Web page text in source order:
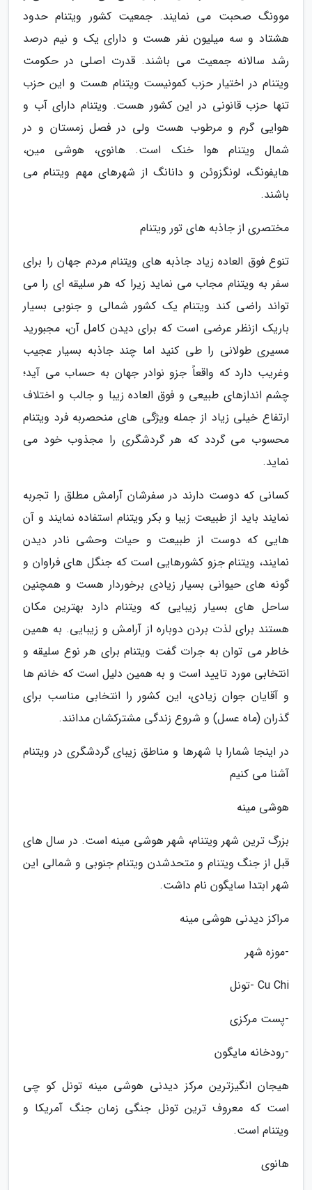
موونگ صحبت می نمایند. جمعیت کشور ویتنام حدود
هشتاد و سه میلیون نفر هست و دارای یک و نیم درصد
رشد سالانه جمعیت می باشند. قدرت اصلی در حکومت
ویتنام در اختیار حزب کمونیست ویتنام هست و این حزب
تنها حزب قانونی در این کشور هست. ویتنام دارای آب و
هوایی گرم و مرطوب هست ولی در فصل زمستان و در
شمال ویتنام هوا خنک است. هانوی، هوشی مین،
هایفونگ، لونگزوئن و دانانگ از شهرهای مهم ویتنام می
باشند.
مختصری از جاذبه های تور ویتنام
تنوع فوق العاده زیاد جاذبه های ویتنام مردم جهان را برای
سفر به ویتنام مجاب می نماید زیرا که هر سلیقه ای را می
تواند راضی کند ویتنام یک کشور شمالی و جنوبی بسیار
باریک ازنظر عرضی است که برای دیدن کامل آن، مجبورید
مسیری طولانی را طی کنید اما چند جاذبه بسیار عجیب
وغریب دارد که واقعاً جزو نوادر جهان به حساب می آید؛
چشم اندازهای طبیعی و فوق العاده زیبا و جالب و اختلاف
ارتفاع خیلی زیاد از جمله ویژگی های منحصربه فرد ویتنام
محسوب می گردد که هر گردشگری را مجذوب خود می
نماید.
کسانی که دوست دارند در سفرشان آرامش مطلق را تجربه
نمایند باید از طبیعت زیبا و بکر ویتنام استفاده نمایند و آن
هایی که دوست از طبیعت و حیات وحشی نادر دیدن
نمایند، ویتنام جزو کشورهایی است که جنگل های فراوان و
گونه های حیوانی بسیار زیادی برخوردار هست و همچنین
ساحل های بسیار زیبایی که ویتنام دارد بهترین مکان
هستند برای لذت بردن دوباره از آرامش و زیبایی. به همین
خاطر می توان به جرات گفت ویتنام برای هر نوع سلیقه و
انتخابی مورد تایید است و به همین دلیل است که خانم ها
و آقایان جوان زیادی، این کشور را انتخابی مناسب برای
گذران (ماه عسل) و شروع زندگی مشترکشان مدانند.
در اینجا شمارا با شهرها و مناطق زیبای گردشگری در ویتنام
آشنا می کنیم
هوشی مینه
بزرگ ترین شهر ویتنام، شهر هوشی مینه است. در سال های
قبل از جنگ ویتنام و متحدشدن ویتنام جنوبی و شمالی این
شهر ابتدا سایگون نام داشت.
مراکز دیدنی هوشی مینه
-موزه شهر
Cu Chi -تونل
-پست مرکزی
-رودخانه مایگون
هیجان انگیزترین مرکز دیدنی هوشی مینه تونل کو چی
است که معروف ترین تونل جنگی زمان جنگ آمریکا و
ویتنام است.
هانوی